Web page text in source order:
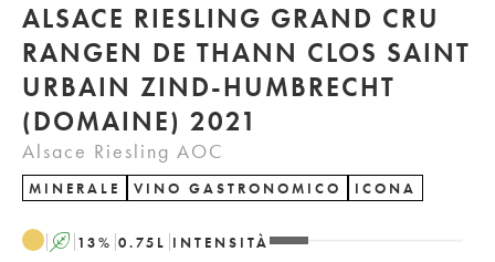
ALSACE RIESLING GRAND CRU
RANGEN DE THANN CLOS SAINT
URBAIN ZIND-HUMBRECHT
(DOMAINE) 2021
Alsace Riesling AOC
MINERALE VINO GASTRONOMICO ICONA
A 13% 0.75 L INTENSITÀ